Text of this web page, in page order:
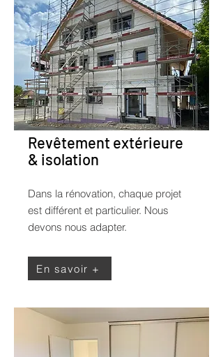
Revêtement extérieure
& isolation
Dans la rénovation, chaque projet
est différent et particulier. Nous
devons nous adapter.
En savoir +